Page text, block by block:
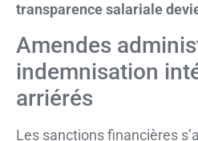
transparence salariale
Amendes
indemnisation
arriérés
Les sanctions financières